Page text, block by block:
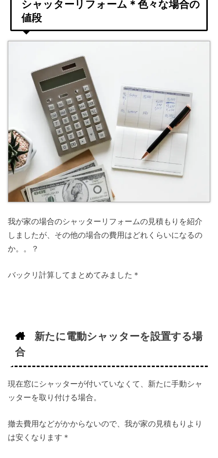
シャッターリフォーム＊色々な場合の
値段
我が家の場合のシャッターリフォームの見積もりを紹介
しましたが、その他の場合の費用はどれくらいになるの
か。。？
バックリ計算してまとめてみました＊
新たに電動シャッターを設置する場
合
現在窓にシャッターが付いていなくて、新たに手動シャ
ッターを取り付ける場合。
撤去費用などがかからないので、我が家の見積もりより
は安くなります＊